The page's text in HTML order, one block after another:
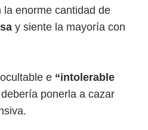
enorme cantidad de
y siente la mayoría con
e “intolerable
ponerla a cazar